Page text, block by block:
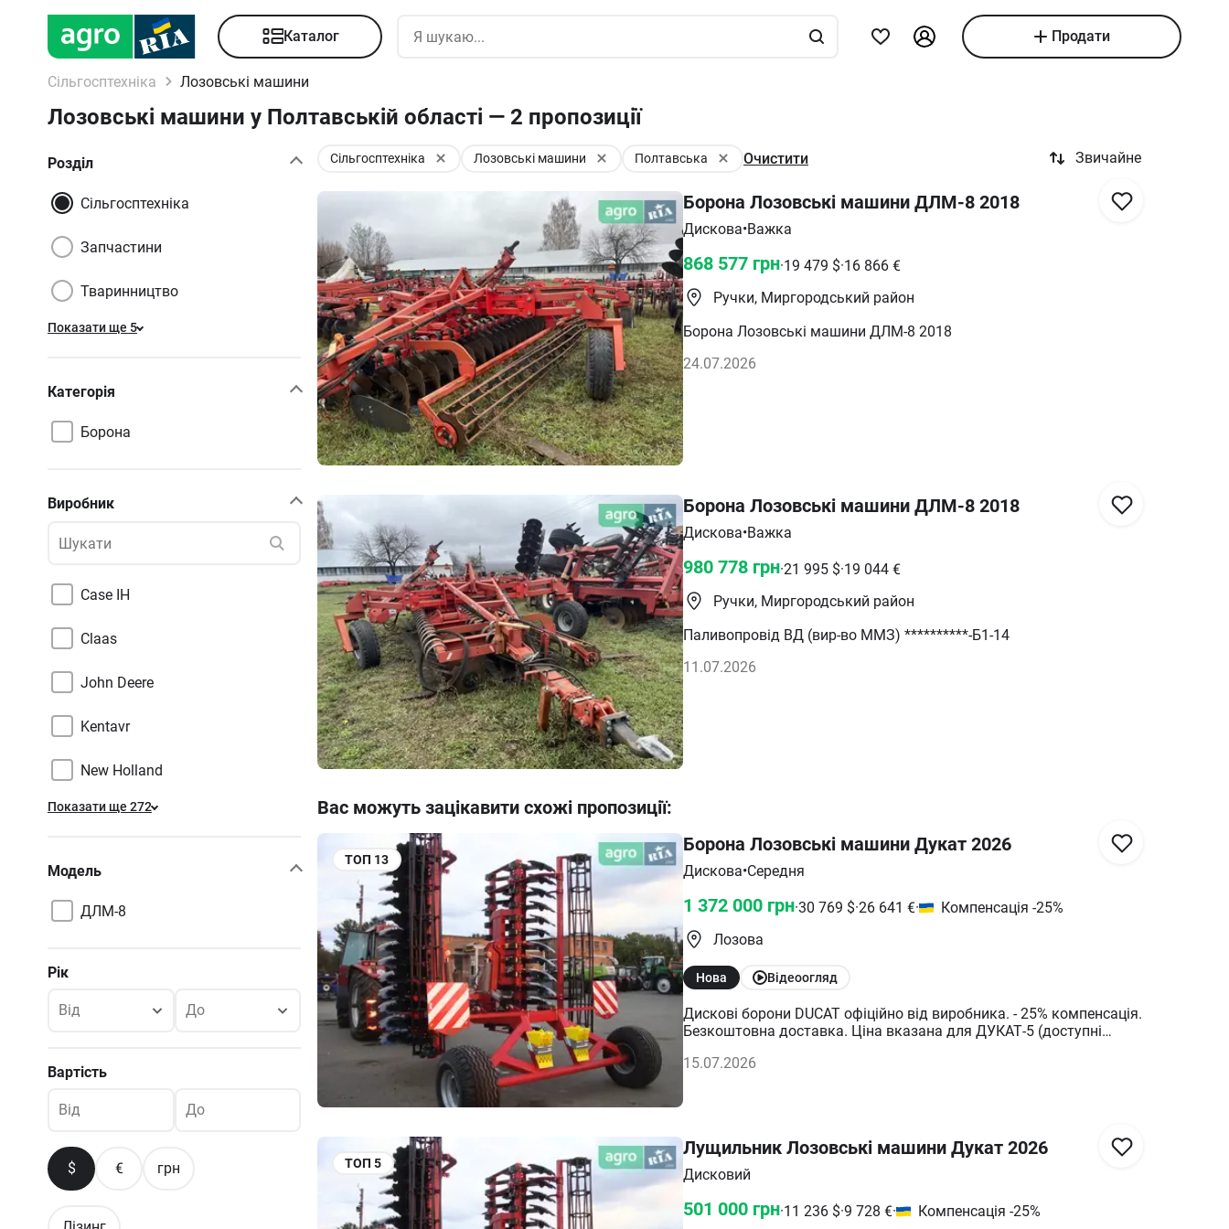
Каталог Продати
Сільгосптехніка Лозовські машини
Лозовські машини у Полтавській області — 2 пропозиції
Розділ
Сільгосптехніка
Запчастини
Тваринництво
Показати ще 5
Категорія
Борона
Виробник
Case IH
Claas
John Deere
Kentavr
New Holland
Показати ще 272
Модель
ДЛМ-8
Рік
Від До
Вартість
Від До
$ € грн
Сільгосптехніка Лозовські машини Полтавська Очистити Звичайне
Борона Лозовські машини ДЛМ-8 2018
Дискова•Важка
868 577 грн·19 479 $·16 866 €
Ручки, Миргородський район
Борона Лозовські машини ДЛМ-8 2018
24.07.2026
Борона Лозовські машини ДЛМ-8 2018
Дискова•Важка
980 778 грн·21 995 $·19 044 €
Ручки, Миргородський район
Паливопровід ВД (вир-во ММЗ) **********-Б1-14
11.07.2026
Вас можуть зацікавити схожі пропозиції:
ТОП 13
Борона Лозовські машини Дукат 2026
Дискова•Середня
1 372 000 грн·30 769 $·26 641 €·
Компенсація -25%
Лозова
Нова Відеоогляд
Дискові борони DUCAT офіційно від виробника. - 25% компенсація.
Безкоштовна доставка. Ціна вказана для ДУКАТ-5 (доступні
передпосівного обробітку ґрунту- лущення стерні; - створення
сільськогосподарському виробництві, підвищити її річну
завантаженість та економічну ефективність. Ресорна 3D-стійка
забезпечує: - зниження тягового опору знаряддя та зменшення
витрат палива більше ніж на 20%; - максимальний захист
підшипникового вузла при наїзді на перешкоди, що виключає
15.07.2026
ТОП 5
Лущильник Лозовські машини Дукат 2026
Дисковий
501 000 грн·11 236 $·9 728 €·
Компенсація -25%